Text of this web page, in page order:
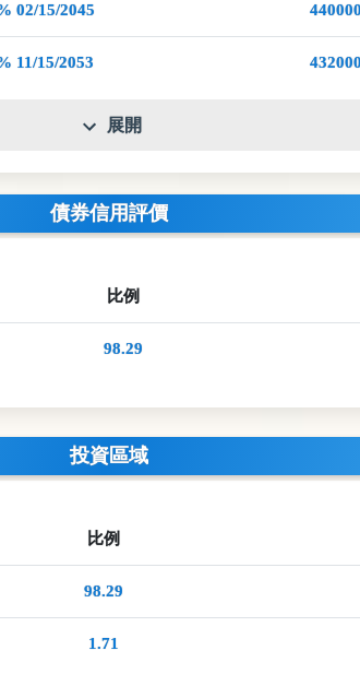
02/15/2045
11/15/2053
展開
債券信用評價
比例
98.29
投資區域
比例
98.29
1.71